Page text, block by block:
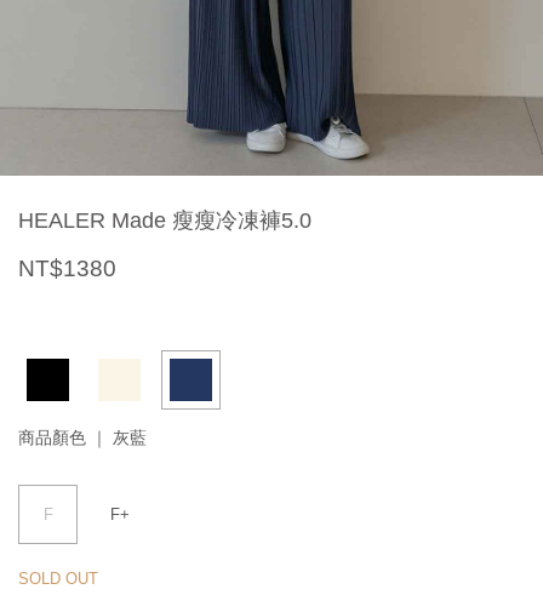
HEALER Made 瘦瘦冷凍褲5.0
NT$1380
商品顏色 ｜ 灰藍
F F+
SOLD OUT